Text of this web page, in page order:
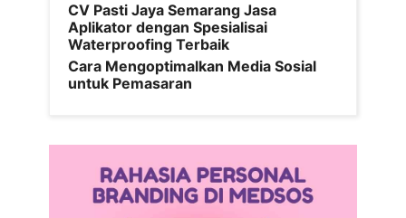
CV Pasti Jaya Semarang Jasa
Aplikator dengan Spesialisai
Waterproofing Terbaik
Cara Mengoptimalkan Media Sosial
untuk Pemasaran